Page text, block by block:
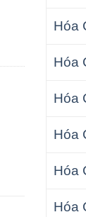
Hóa
Hóa
Hóa
Hóa
Hóa
Hóa